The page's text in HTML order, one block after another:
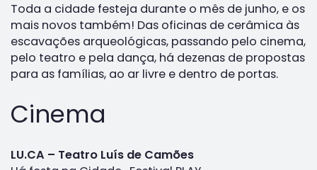
Toda a cidade festeja durante o mês de junho, e os
mais novos também! Das oficinas de cerâmica às
escavações arqueológicas, passando pelo cinema,
pelo teatro e pela dança, há dezenas de propostas
para as famílias, ao ar livre e dentro de portas.
Cinema
LU.CA – Teatro Luís de Camões